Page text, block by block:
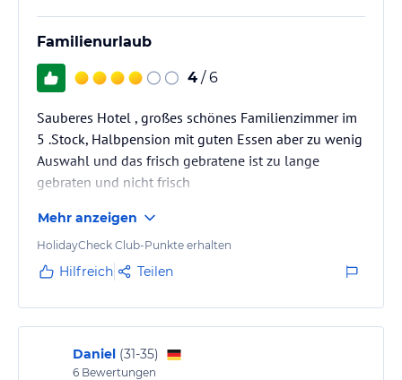
Der Pool ist ausreichend, viele Liegen und sogar zwei
Balibetten ( kostenfrei…
Familienurlaub
4 / 6
Sauberes Hotel , großes schönes Familienzimmer im
5 .Stock, Halbpension mit guten Essen aber zu wenig
Auswahl und das frisch gebratene ist zu lange
gebraten und nicht frisch
Mehr anzeigen
HolidayCheck Club-Punkte erhalten
Hilfreich Teilen
Daniel (31-35)
6 Bewertungen